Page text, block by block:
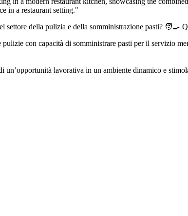
settore della pulizia e della somministrazione pasti? 🧑‍🍳
con capacità di somministrare pasti per il servizio
un’opportunità lavorativa in un ambiente dinamico e